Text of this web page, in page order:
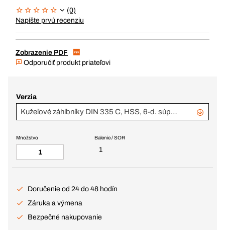
(0)
Napíšte prvú recenziu
Zobrazenie PDF
Odporučiť produkt priateľovi
Verzia
Kužeľové záhlbníky DIN 335 C, HSS, 6-d. súprava
Balenie / SOR
1
Množstvo
Doručenie od 24 do 48 hodín
Záruka a výmena
Bezpečné nakupovanie